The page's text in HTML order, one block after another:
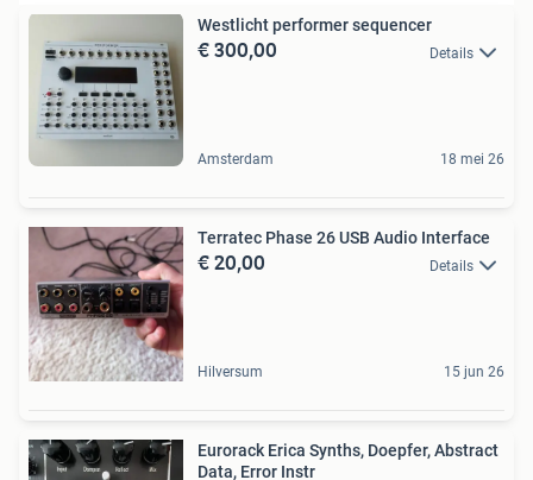
Westlicht performer sequencer
€ 300,00 Details
Amsterdam 18 mei 26
Terratec Phase 26 USB Audio Interface
€ 20,00 Details
Hilversum 15 jun 26
Eurorack Erica Synths, Doepfer, Abstract
Data, Error Instr